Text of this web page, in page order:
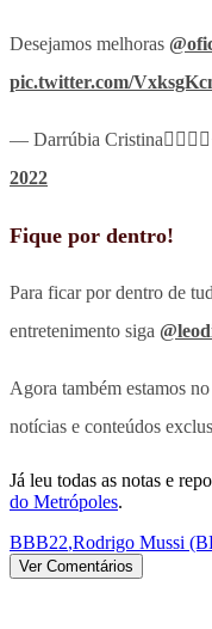
Desejamos melhoras
pic.twitter.com/
— Darrúbia
2022
Fique por dentro!
Para ficar por dentro de
entretenimento siga
Agora também estamos
notícias e conteúdos
Já leu todas as notas e
do Metrópoles.
BBB22,Rodrigo Mussi
Ver Comentários